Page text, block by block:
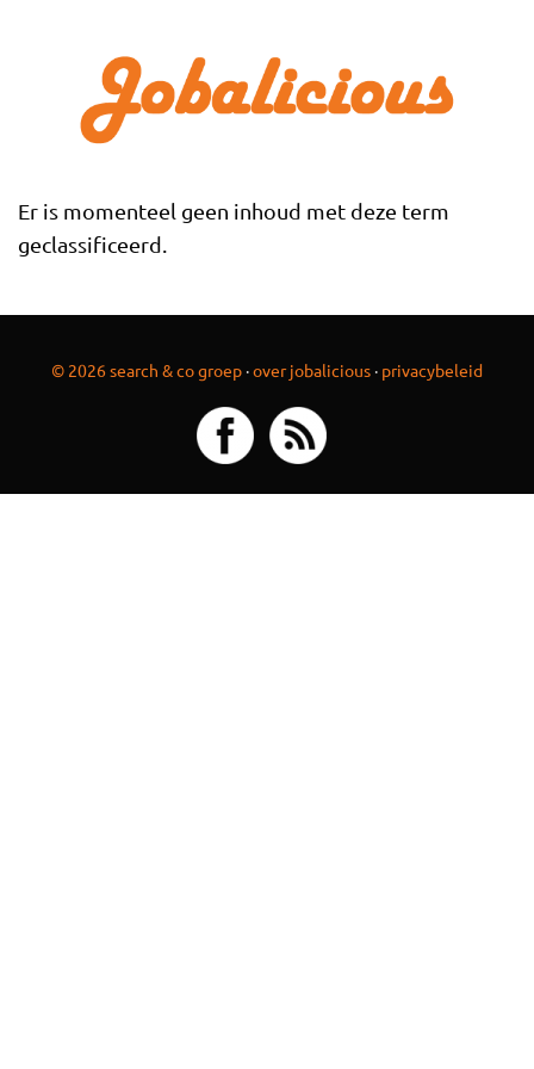
Er is momenteel geen inhoud met deze term
geclassificeerd.
© 2026 search & co groep ·over jobalicious · privacybeleid